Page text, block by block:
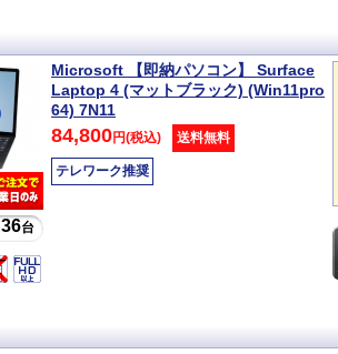
36台
Microsoft 【即納パソコン】 Surface
Laptop 4 (マットブラック) (Win11pro
64) 7N11
84,800円(税込) 送料無料
テレワーク推奨